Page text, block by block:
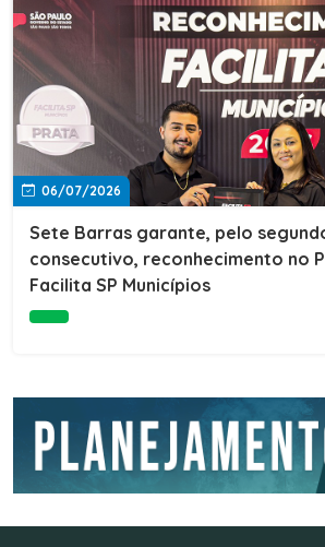
06/07/2026
Sete Barras garante, pelo
consecutivo, reconhecimento no
Facilita SP Municípios